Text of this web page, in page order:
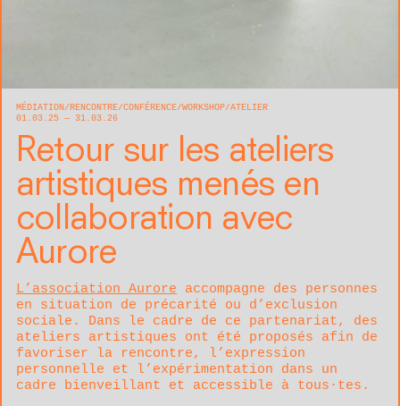
MÉDIATION RENCONTRE/CONFÉRENCE WORKSHOP/ATELIER
01.03.25 — 31.03.26
Retour sur les ateliers
artistiques menés en
collaboration avec
Aurore
L’association Aurore accompagne des personnes
en situation de précarité ou d’exclusion
sociale. Dans le cadre de ce partenariat, des
ateliers artistiques ont été proposés afin de
favoriser la rencontre, l’expression
personnelle et l’expérimentation dans un
cadre bienveillant et accessible à tous·tes.